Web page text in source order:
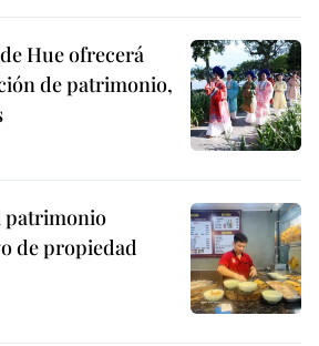
Hue ofrecerá
de patrimonio,
patrimonio
de propiedad